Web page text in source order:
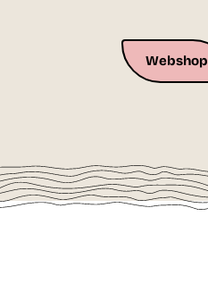
Webshop